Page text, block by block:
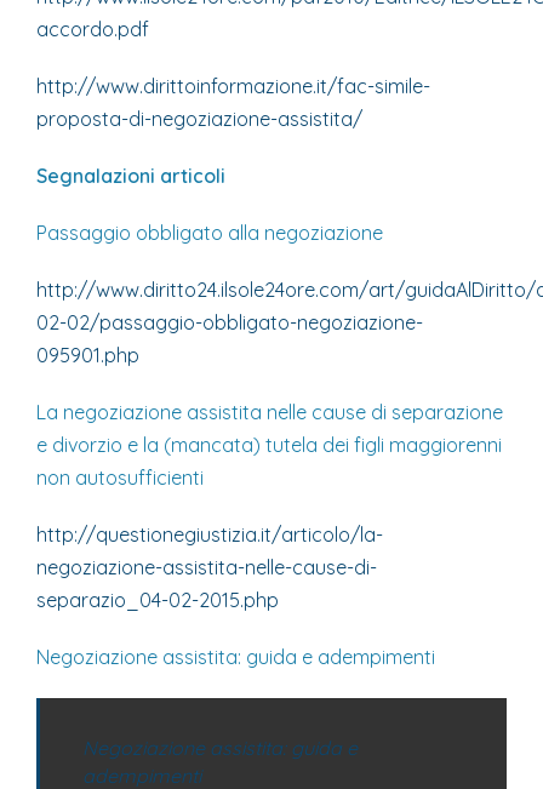
accordo.pdf
http://www.dirittoinformazione.it/fac-simile-
proposta-di-negoziazione-assistita/
Segnalazioni articoli
Passaggio obbligato alla negoziazione
http://www.diritto24.ilsole24ore.com/art/guidaAlDiritto/
02-02/passaggio-obbligato-negoziazione-
095901.php
La negoziazione assistita nelle cause di separazione
e divorzio e la (mancata) tutela dei figli maggiorenni
non autosufficienti
http://questionegiustizia.it/articolo/la-
negoziazione-assistita-nelle-cause-di-
separazio_04-02-2015.php
Negoziazione assistita: guida e adempimenti
Negoziazione assistita: guida e
adempimenti